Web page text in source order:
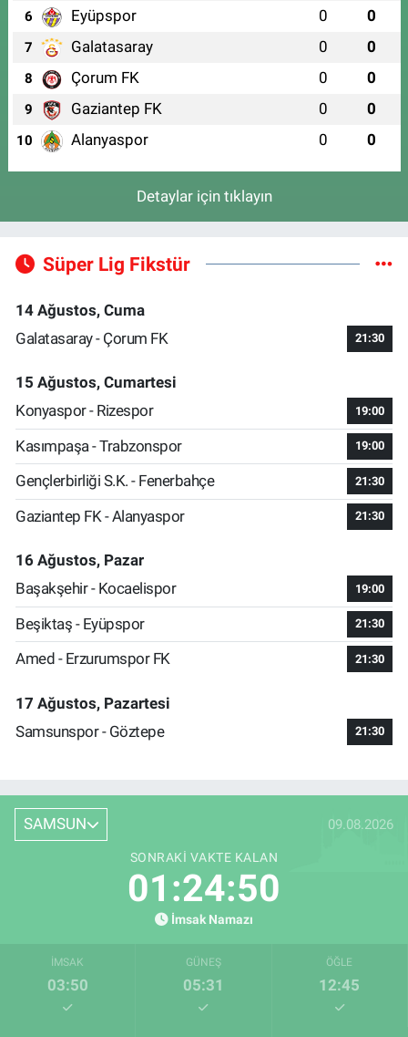
6 Eyüpspor 0 0
7 Galatasaray 0 0
8 Çorum FK 0 0
9 Gaziantep FK 0 0
10 Alanyaspor 0 0
Detaylar için tıklayın
Süper Lig Fikstür
14 Ağustos, Cuma
Galatasaray - Çorum FK
21:30
15 Ağustos, Cumartesi
Konyaspor - Rizespor
19:00
Kasımpaşa - Trabzonspor 19:00
Gençlerbirliği S.K. - Fenerbahçe 21:30
Gaziantep FK - Alanyaspor 21:30
16 Ağustos, Pazar
Başakşehir - Kocaelispor
19:00
Beşiktaş - Eyüpspor 21:30
Amed - Erzurumspor FK 21:30
17 Ağustos, Pazartesi
Samsunspor - Göztepe
21:30
SAMSUN 09.08.2026
SONRAKI VAKTE KALAN
01:24:50
İmsak Namazı
İMSAK
03:50
GÜNEŞ
05:31
ÖĞLE
12:45